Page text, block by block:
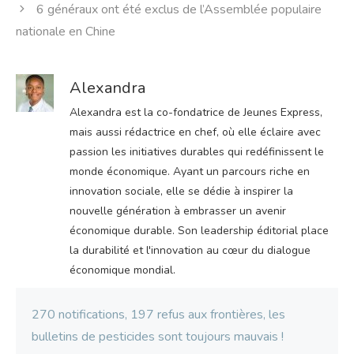
6 généraux ont été exclus de l’Assemblée populaire
nationale en Chine
Alexandra
Alexandra est la co-fondatrice de Jeunes Express,
mais aussi rédactrice en chef, où elle éclaire avec
passion les initiatives durables qui redéfinissent le
monde économique. Ayant un parcours riche en
innovation sociale, elle se dédie à inspirer la
nouvelle génération à embrasser un avenir
économique durable. Son leadership éditorial place
la durabilité et l'innovation au cœur du dialogue
économique mondial.
270 notifications, 197 refus aux frontières, les
bulletins de pesticides sont toujours mauvais !